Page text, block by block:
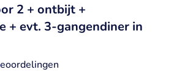
2 + ontbijt +
+ evt. 3-gangendiner in